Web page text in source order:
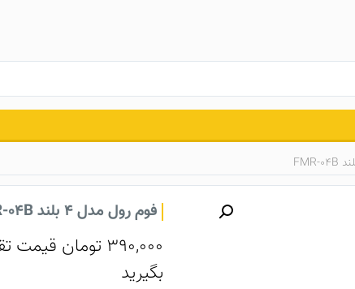
فوم‌ رول مدل 4 بلند FMR-04B
390,000 تومان قیمت
بگیرید